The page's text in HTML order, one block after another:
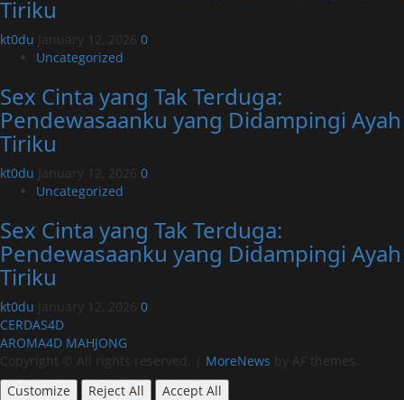
Tiriku
kt0du January 12, 2026 0
Uncategorized
Sex Cinta yang Tak Terduga:
Pendewasaanku yang Didampingi Ayah
Tiriku
kt0du January 12, 2026 0
Uncategorized
Sex Cinta yang Tak Terduga:
Pendewasaanku yang Didampingi Ayah
Tiriku
kt0du January 12, 2026 0
CERDAS4D
AROMA4D MAHJONG
Copyright © All rights reserved.
MoreNews by AF themes.
Customize
Reject All
Accept All